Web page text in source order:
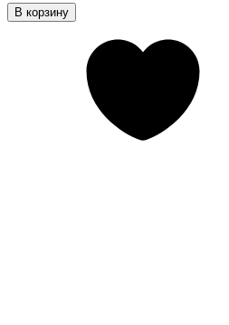
В корзину